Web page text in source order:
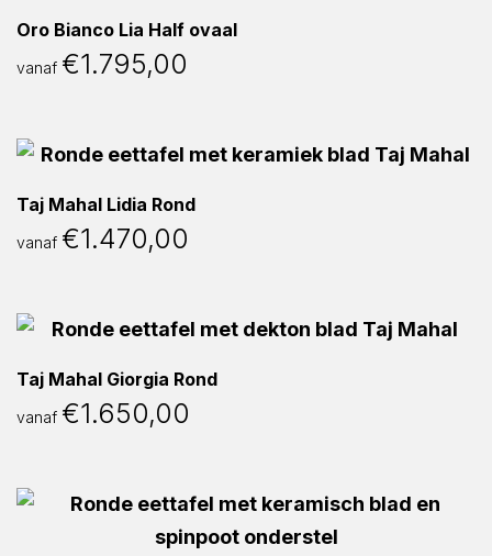
Oro Bianco Lia Half ovaal
vanaf €1.795,00
Taj Mahal Lidia Rond
vanaf €1.470,00
Taj Mahal Giorgia Rond
vanaf €1.650,00